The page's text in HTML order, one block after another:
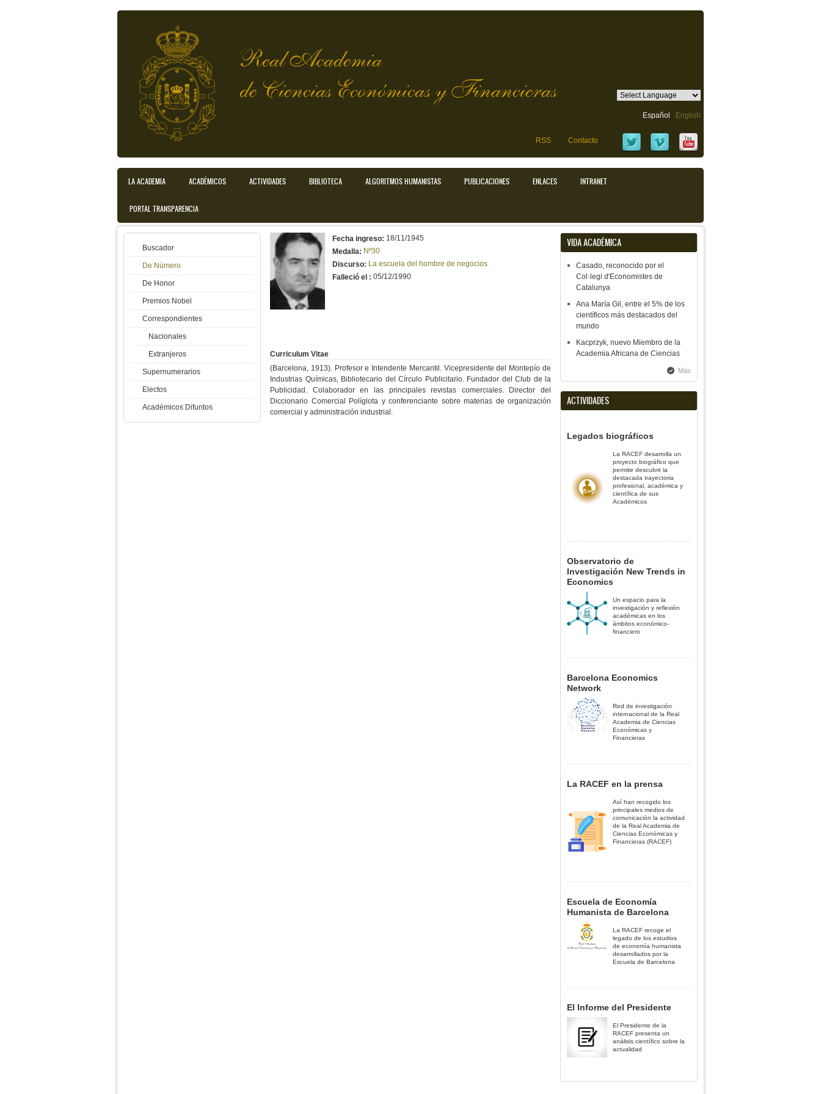
Real Academia
de Ciencias Económicas y Financieras
Español English
RSS Contacto
Menú principal
LA ACADEMIA ACADÉMICOS ACTIVIDADES BIBLIOTECA ALGORITMOS HUMANISTAS PUBLICACIONES ENLACES INTRANET
PORTAL TRANSPARENCIA
Fecha ingreso: 18/11/1945
Medalla: Nº30
Discurso: La escuela del hombre de negocios
Falleció el : 05/12/1990
Curriculum Vitae
(Barcelona, 1913). Profesor e Intendente Mercantil. Vicepresidente del Montepío de
Industrias Químicas, Bibliotecario del Círculo Publicitario. Fundador del Club de la
Publicidad. Colaborador en las principales revistas comerciales. Director del
Diccionario Comercial Políglota y conferenciante sobre materias de organización
comercial y administración industrial.
Buscador
De Número
De Honor
Premios Nobel
Correspondientes
Nacionales
Extranjeros
Supernumerarios
Electos
Académicos Difuntos
VIDA ACADÉMICA
Casado, reconocido por el
Col·legi d'Economistes de
Catalunya
Ana María Gil, entre el 5% de los
científicos más destacados del
mundo
Kacprzyk, nuevo Miembro de la
Academia Africana de Ciencias
Más
ACTIVIDADES
Legados biográficos
La RACEF desarrolla un
proyecto biográfico que
permite descubrir la
destacada trayectoria
profesional, académica y
científica de sus
Académicos
Observatorio de
Investigación New Trends in
Economics
Un espacio para la
investigación y reflexión
académicas en los
ámbitos económico-
financiero
Barcelona Economics
Network
Red de investigación
internacional de la Real
Academia de Ciencias
Económicas y
Financieras
La RACEF en la prensa
Así han recogido los
principales medios de
comunicación la actividad
de la Real Academia de
Ciencias Económicas y
Financieras (RACEF)
Escuela de Economía
Humanista de Barcelona
La RACEF recoge el
legado de los estudios
de economía humanista
desarrollados por la
Escuela de Barcelona
El Informe del Presidente
El Presidente de la
RACEF presenta un
análisis científico sobre la
actualidad